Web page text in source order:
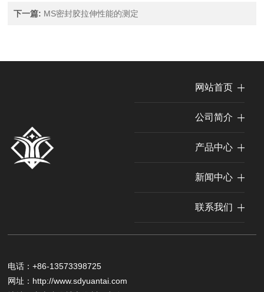
下一篇: MS密封胶拉伸性能的测定
网站首页
公司简介
产品中心
新闻中心
联系我们
电话：+86-13573398725
网址： http://www.sdyuantai.com